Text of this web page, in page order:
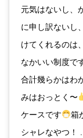
元気はないし、
に申し訳ないし
けてくれるのは
なかいい制度で
合計幾らかはわ
みはおっとく〜
ケースです
箱
シャレなやつ！